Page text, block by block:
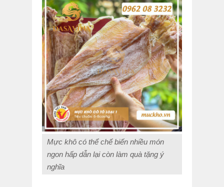
Mực khô có thể chế biến nhiều món
ngon hấp dẫn lại còn làm quà tặng ý
nghĩa